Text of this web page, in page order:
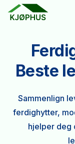
Beste
Sammenlign
ferdighytter,
hjelper deg